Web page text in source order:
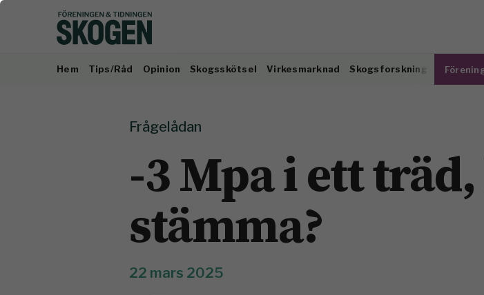
Hem Tips/Råd Opinion Skogsskötsel Virkesmarknad Skogsforskning
Frågelådan
-3 Mpa i ett
stämma?
22 mars 2025